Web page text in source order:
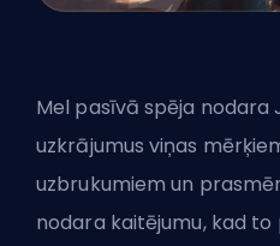
Mel pasīvā spēja
uzkrājumus viņas
uzbrukumiem un
nodara kaitējumu, kad